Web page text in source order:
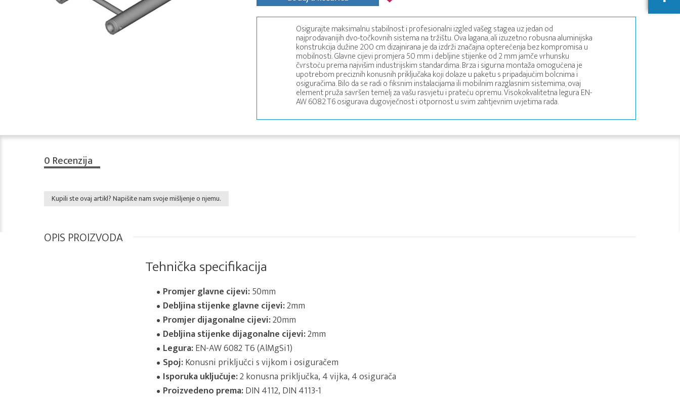
Osigurajte maksimalnu stabilnost i profesionalni izgled vašeg stagea uz jedan od
najprodavanijih dvo-točkovnih sistema na tržištu. Ova lagana, ali izuzetno robusna aluminijska
konstrukcija dužine 200 cm dizajnirana je da izdrži značajna opterećenja bez kompromisa u
mobilnosti. Glavne cijevi promjera 50 mm i debljine stijenke od 2 mm jamče vrhunsku
čvrstoću prema najvišim industrijskim standardima. Brza i sigurna montaža omogućena je
upotrebom preciznih konusnih priključaka koji dolaze u paketu s pripadajućim bolcnima i
osiguračima. Bilo da se radi o fiksnim instalacijama ili mobilnim razglasnim sistemima, ovaj
element pruža savršen temelj za vašu rasvjetu i prateću opremu. Visokokvalitetna legura EN-
AW 6082 T6 osigurava dugovječnost i otpornost u svim zahtjevnim uvjetima rada.
0 Recenzija
Kupili ste ovaj artikl? Napišite nam svoje mišljenje o njemu.
OPIS PROIZVODA
Tehnička specifikacija
Promjer glavne cijevi:50mm
Debljina stijenke glavne cijevi:2mm
Promjer dijagonalne cijevi:20mm
Debljina stijenke dijagonalne cijevi:2mm
Legura:EN-AW 6082 T6 (AlMgSi1)
Spoj:Konusni priključci s vijkom i osiguračem
Isporuka uključuje:2 konusna priključka, 4 vijka, 4 osigurača
Proizvedeno prema:DIN 4112, DIN 4113-1